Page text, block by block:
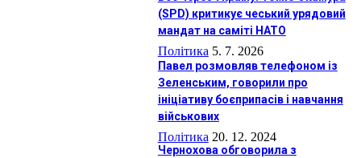
(SPD) критикує чеський урядовий
мандат на саміті НАТО
Політика 5. 7. 2026
Павeл розмовляв телефоном із
Зеленським, говорили про
ініціативу боєприпасів і навчання
військових
Політика 20. 12. 2024
Чернохова обговорила з